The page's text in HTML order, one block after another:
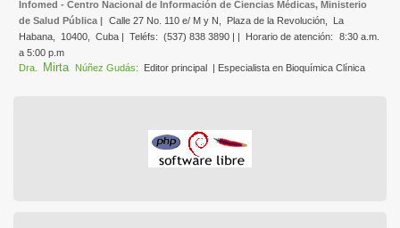
Infomed - Centro Nacional de Información de Ciencias Médicas, Ministerio
de Salud Pública | Calle 27 No. 110 e/ M y N, Plaza de la Revolución,
La
Habana, 10400, Cuba | Teléfs: (537) 838 3890 | | Horario de atención:
8:30 a.m.
a 5:00 p.m
Dra.
Mirta Núñez Gudás: Editor principal | Especialista en Bioquímica Clínica